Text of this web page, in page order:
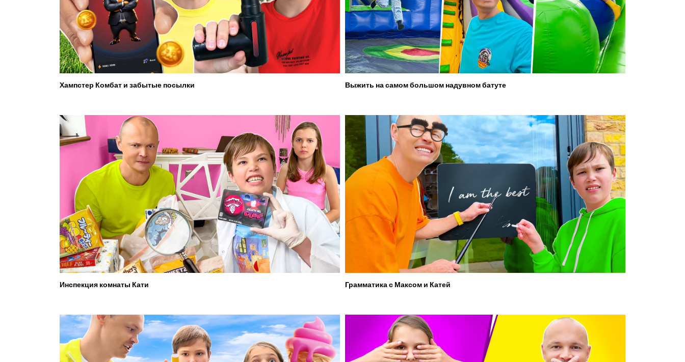
Хампстер Комбат и забытые посылки Выжить на самом большом надувном батуте
Инспекция комнаты Кати Грамматика с Максом и Катей